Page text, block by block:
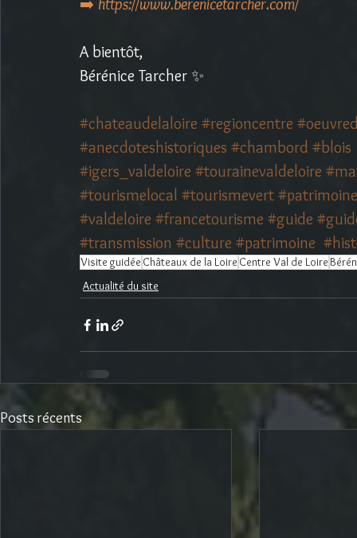
➡️ https://www.berenicetarcher.com/
A bientôt,
Bérénice Tarcher ✨
#chateaudelaloire #regioncentre
#anecdoteshistoriques #chambord #blois
#igers_valdeloire #tourainevaldeloire
#tourismelocal #tourismevert
#valdeloire #francetourisme #guide
#transmission #culture #patrimoine
Visite guidée Châteaux de la Loire Centre Val de Loire
Actualité du site
Posts récents